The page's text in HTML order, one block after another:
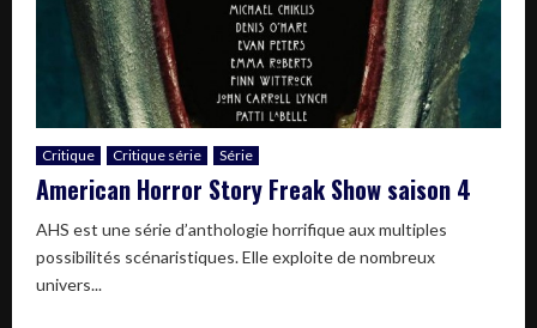
Critique Critique série Série
American Horror Story Freak Show saison 4
AHS est une série d’anthologie horrifique aux multiples
possibilités scénaristiques. Elle exploite de nombreux
univers...